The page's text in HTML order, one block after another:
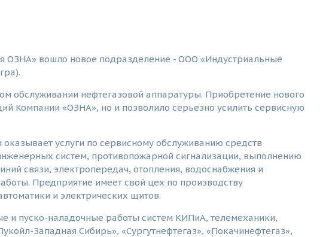
ОЗНА» вошло новое подразделение - ООО «Индустриальные
обслуживании нефтегазовой аппаратуры. Приобретение нового
Компании «ОЗНА», но и позволило серьезно усилить сервисную
услуги по сервисному обслуживанию средств
систем, противопожарной сигнализации, выполнению
связи, электропередач, отопления, водоснабжения и
Предприятие имеет свой цех по производству
и электрических щитов.
и пуско-наладочные работы систем КИПиА, телемеханики,
Западная Сибирь», «Сургутнефтегаз», «Покачинефтегаз»,